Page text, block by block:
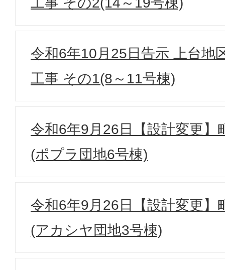
令和6年10月25日告示 上台地
工事 その1(8～11号棟)
令和6年9月26日【設計変更】
(ポプラ団地6号棟)
令和6年9月26日【設計変更】
(アカシヤ団地3号棟)